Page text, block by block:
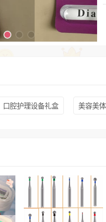
口腔护理设备礼盒 美容美